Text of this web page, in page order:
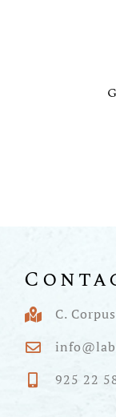
C.
925 22